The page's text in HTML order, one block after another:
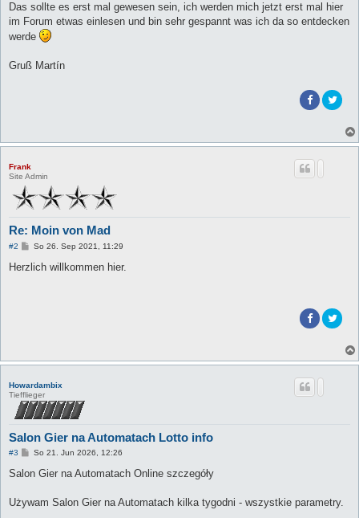
Das sollte es erst mal gewesen sein, ich werden mich jetzt erst mal hier
im Forum etwas einlesen und bin sehr gespannt was ich da so entdecken
werde
Gruß Martín
Frank
Site Admin
Re: Moin von Mad
#2
B
i
So 26. Sep 2021, 11:29
Herzlich willkommen hier.
Howardambix
Tiefflieger
Salon Gier na Automatach Lotto info
#3
B
i
a
So 21. Jun 2026, 12:26
Salon Gier na Automatach Online szczegóły
Używam Salon Gier na Automatach kilka tygodni - wszystkie parametry.